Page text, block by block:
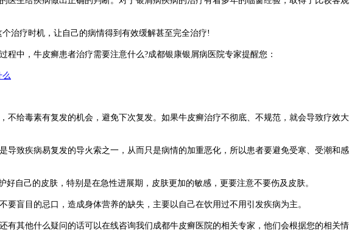
治疗时机，让自己的病情得到有效缓解甚至完全治疗!
中，牛皮癣患者治疗需要注意什么?成都银康银屑病医院专家提醒您：
给毒素有复发的机会，避免下次复发。如果牛皮癣治疗不彻底、不规范，就会导致疗效大
致疾病易复发的导火索之一，从而只是病情的加重恶化，所以患者要避免受寒、受潮和感
自己的皮肤，特别是在急性进展期，皮肤更加的敏感，更要注意不要伤及皮肤。
盲目的忌口，造成身体营养的缺失，主要以自己在饮用过不用引发疾病为主。
其他什么疑问的话可以在线咨询我们成都牛皮癣医院的相关专家，他们会根据您的相关情